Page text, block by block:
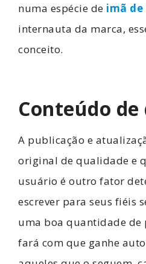
numa espécie de imã
internauta da marca,
conceito.
Conteúdo
A publicação e
original de qualidade e
usuário é outro fator
escrever para seus fiéis
uma boa quantidade de
fará com que ganhe